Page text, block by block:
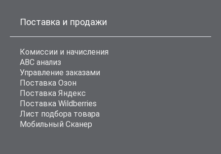
Поставка и продажи
Комиссии и начисления
ABC анализ
Управление заказами
Поставка Озон
Поставка Яндекс
Поставка Wildberries
Лист подбора товара
Мобильный Сканер